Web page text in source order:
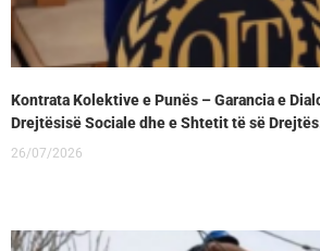
Kontrata Kolektive e Punës – Garancia e
Drejtësisë Sociale dhe e Shtetit të së
26/07/2026